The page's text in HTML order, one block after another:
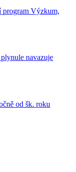
program Výzkum,
navazuje
od šk. roku